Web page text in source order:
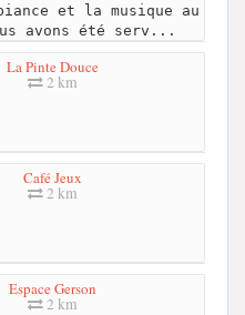
et la musique au
avons été serv...
La Pinte Douce
2 km
Café Jeux
2 km
Espace Gerson
2 km